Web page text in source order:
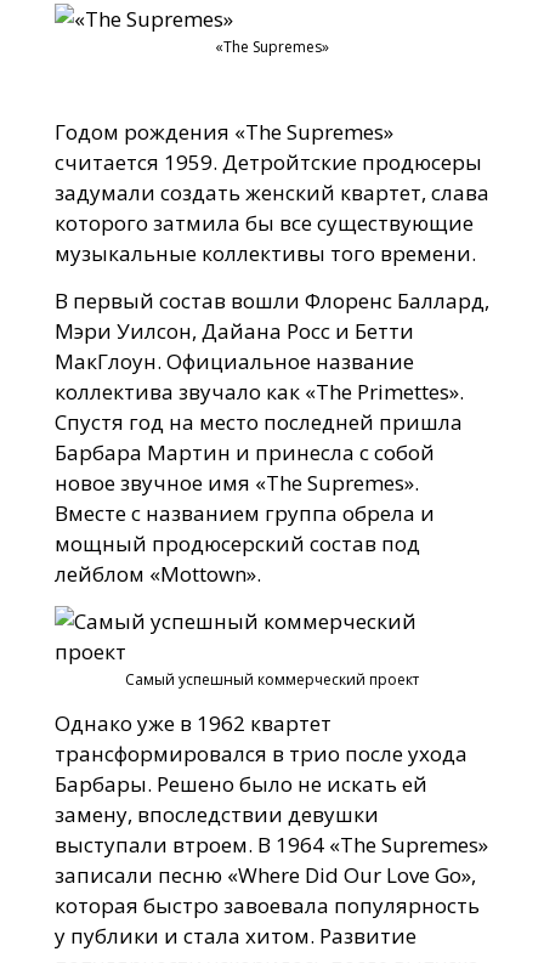
«The Supremes»
Годом рождения «The Supremes»
считается 1959. Детройтские продюсеры
задумали создать женский квартет, слава
которого затмила бы все существующие
музыкальные коллективы того времени.
В первый состав вошли Флоренс Баллард,
Мэри Уилсон, Дайана Росс и Бетти
МакГлоун. Официальное название
коллектива звучало как «The Primettes».
Спустя год на место последней пришла
Барбара Мартин и принесла с собой
новое звучное имя «The Supremes».
Вместе с названием группа обрела и
мощный продюсерский состав под
лейблом «Mottown».
Самый успешный коммерческий проект
Однако уже в 1962 квартет
трансформировался в трио после ухода
Барбары. Решено было не искать ей
замену, впоследствии девушки
выступали втроем. В 1964 «The Supremes»
записали песню «Where Did Our Love Go»,
которая быстро завоевала популярность
у публики и стала хитом. Развитие